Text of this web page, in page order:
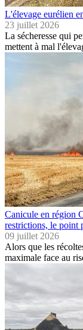
L'élevage eurélien
23 juillet 2026
La sécheresse qui
mettent à mal
Canicule en région
restrictions, le point
09 juillet 2026
Alors que les
maximale face au